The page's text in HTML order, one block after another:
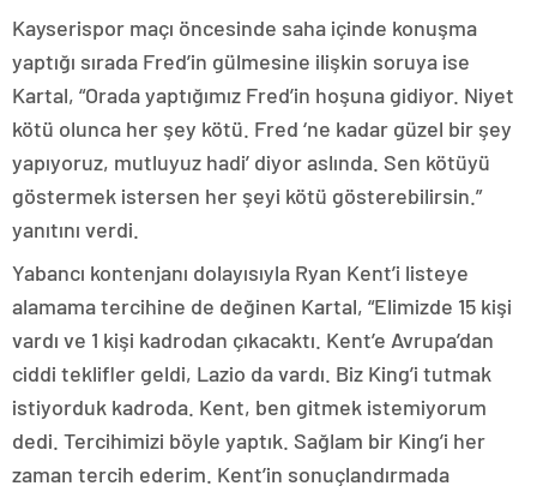
Kayserispor maçı öncesinde saha içinde konuşma
yaptığı sırada Fred’in gülmesine ilişkin soruya ise
Kartal, “Orada yaptığımız Fred’in hoşuna gidiyor. Niyet
kötü olunca her şey kötü. Fred ‘ne kadar güzel bir şey
yapıyoruz, mutluyuz hadi’ diyor aslında. Sen kötüyü
göstermek istersen her şeyi kötü gösterebilirsin.”
yanıtını verdi.
Yabancı kontenjanı dolayısıyla Ryan Kent’i listeye
alamama tercihine de değinen Kartal, “Elimizde 15 kişi
vardı ve 1 kişi kadrodan çıkacaktı. Kent’e Avrupa’dan
ciddi teklifler geldi, Lazio da vardı. Biz King’i tutmak
istiyorduk kadroda. Kent, ben gitmek istemiyorum
dedi. Tercihimizi böyle yaptık. Sağlam bir King’i her
zaman tercih ederim. Kent’in sonuçlandırmada